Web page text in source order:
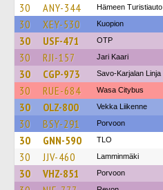
30 ANY-344 Hämeen Turistiauto
30 XEY-530 Kuopion
30 USF-471 OTP
30 RJI-157 Jari Kaari
30 CGP-973 Savo-Karjalan Linja
30 RUE-684 Wasa Citybus
30 OLZ-800 Vekka Liikenne
30 BSY-291 Porvoon
30 GNN-590 TLO
30 JJV-460 Lamminmäki
30 VHZ-851 Porvoon